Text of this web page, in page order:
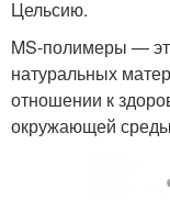
Цельсию.
MS-полимеры —
натуральных
отношении к
окружающей